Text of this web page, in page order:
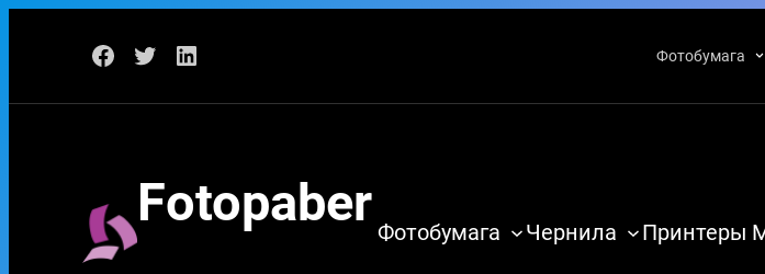
содержимому
Facebook
TwitterLinkedIn Фотобумага
Fotopaber Фотобумага Чернила Принтеры